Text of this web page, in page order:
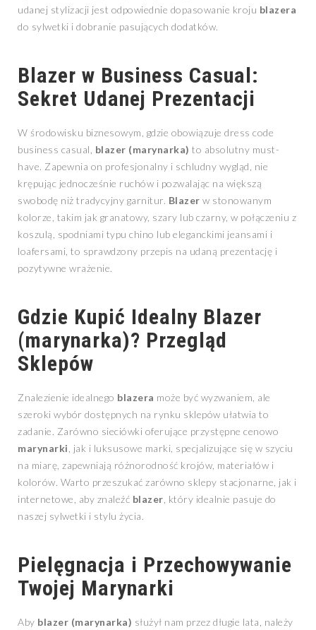
udanej stylizacji jest odpowiednie dopasowanie kroju blazera
do sylwetki i dobranie pasujących dodatków.
Blazer w Business Casual:
Sekret Udanej Prezentacji
W środowisku biznesowym, gdzie obowiązuje dress code
business casual, blazer (marynarka) to absolutny must-
have. Zapewnia on profesjonalny i schludny wygląd, nie
krępując jednocześnie ruchów i pozwalając na większą
swobodę niż tradycyjny garnitur. Blazer w stonowanym
kolorze, takim jak granatowy, szary lub czarny, w połączeniu z
koszulą, spodniami typu chino lub eleganckimi jeansami i
loafersami, to sprawdzony przepis na udaną prezentację i
pozytywne wrażenie.
Gdzie Kupić Idealny Blazer
(marynarka)? Przegląd
Sklepów
Znalezienie idealnego blazera może być wyzwaniem, ale
szeroki wybór dostępnych na rynku sklepów ułatwia to
zadanie. Zarówno sieciówki oferujące przystępne cenowo
marynarki , jak i luksusowe marki, specjalizujące się w szyciu
na miarę, zapewniają różnorodność krojów, materiałów i
kolorów. Warto przeszukać zarówno sklepy stacjonarne, jak i
internetowe, aby znaleźć blazer , który idealnie pasuje do
naszej sylwetki i stylu życia.
Pielęgnacja i Przechowywanie
Twojej Marynarki
Aby blazer (marynarka) służył nam przez długie lata, należy